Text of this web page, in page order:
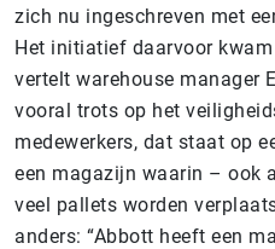
zich nu ingeschreven met
Het initiatief daarvoor
vertelt warehouse manager
vooral trots op het
medewerkers, dat staat op
een magazijn waarin – ook
veel pallets worden
anders: “Abbott heeft een